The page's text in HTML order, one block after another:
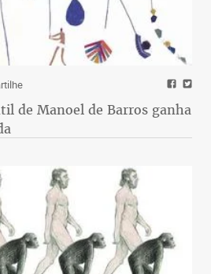
de Manoel de Barros ganha